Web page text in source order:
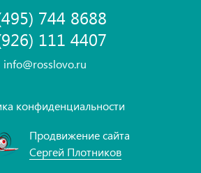
744 8688
111 4407
info@rosslovo.ru
конфиденциальности
Продвижение сайта
Сергей Плотников